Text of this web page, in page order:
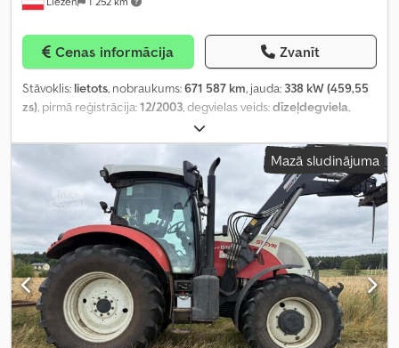
Cenas informācija Zvanīt
Stāvoklis: lietots, nobraukums:671 587 km, jauda: 338 kW (459,55
zs), pirmā reģistrācija:12/2003, degvielas veids:dīzeļdegviela,
, asu konfigurācija:
retardētājs, krāsa:oranžs, pārnesuma veids:mehānisks, emisijas
, Ražošanas gads: 2003 , Aprīkojums:ABS, celtnis,
elektroniskā stabilitātes programma (ESP), gaisa
kondicionēšana
Mazā sludinājuma